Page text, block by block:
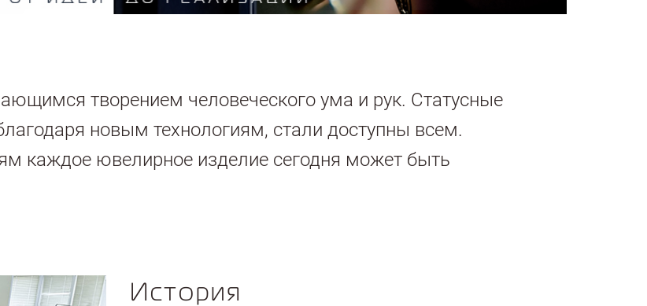
творением человеческого ума и рук. Статусные
новым технологиям, стали доступны всем.
каждое ювелирное изделие сегодня может быть
История